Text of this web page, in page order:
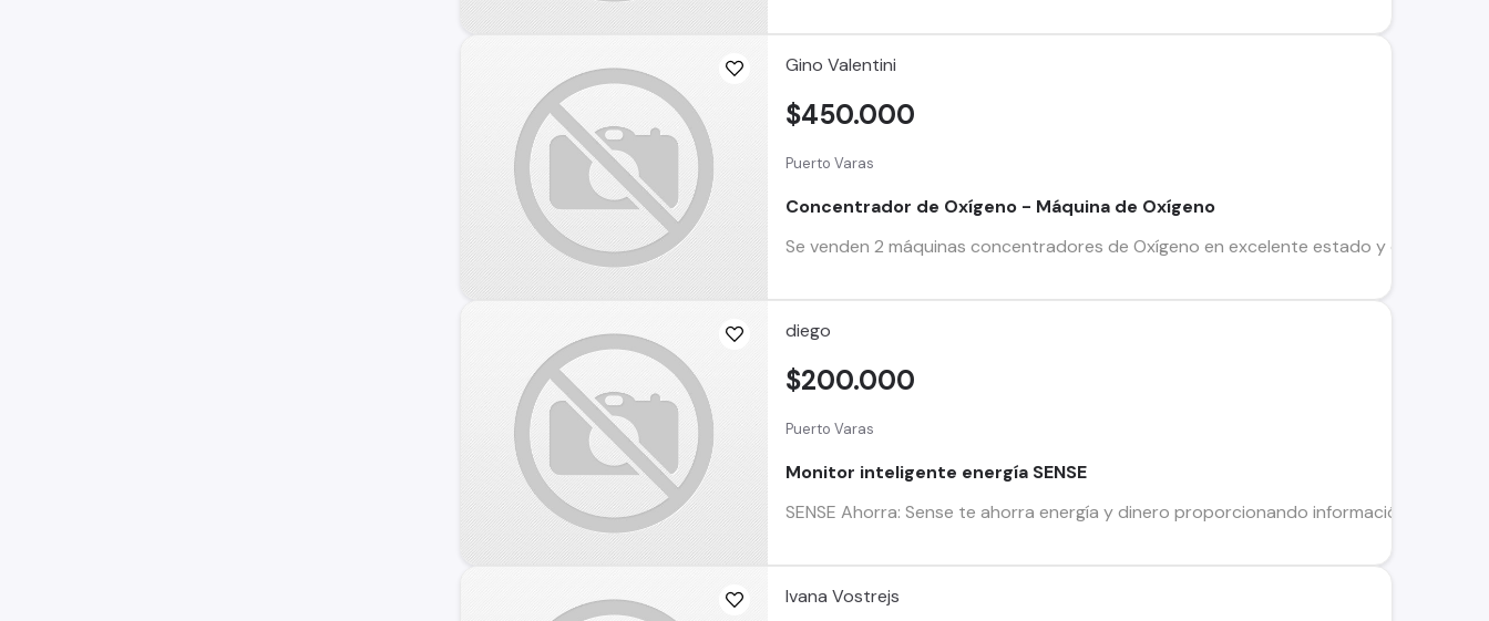
Gino Valentini
Puerto Varas
Concentrador de Oxígeno - Máquina de Oxígeno
Se venden 2 máquinas concentradores de Oxígeno en excelente estado y con sus
$450.000
diego
Puerto Varas
Monitor inteligente energía SENSE
SENSE Ahorra: Sense te ahorra energía y dinero proporcionando información sobre
$200.000
Ivana Vostrejs